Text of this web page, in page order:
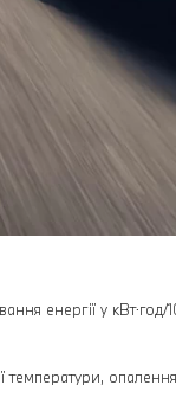
енергії у кВт⋅год/
температури,